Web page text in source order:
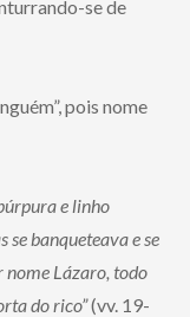
se de
pois nome
e linho
se banqueteava e se
Lázaro, todo
do rico”(vv. 19-